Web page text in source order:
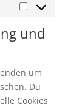
Marketing
und
um
Du
Cookies